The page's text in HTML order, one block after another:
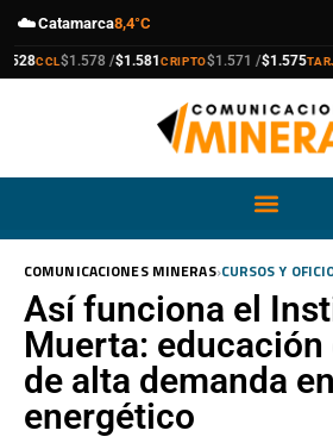
☁️Catamarca8,4°C
CCL
compra$1.578 /
venta $1.581CRIPTO
compra$1.571 /
venta $1.575venta
COMUNICACIONES MINERAS›CURSOS Y
Así funciona el
Muerta:
de alta demanda
energético